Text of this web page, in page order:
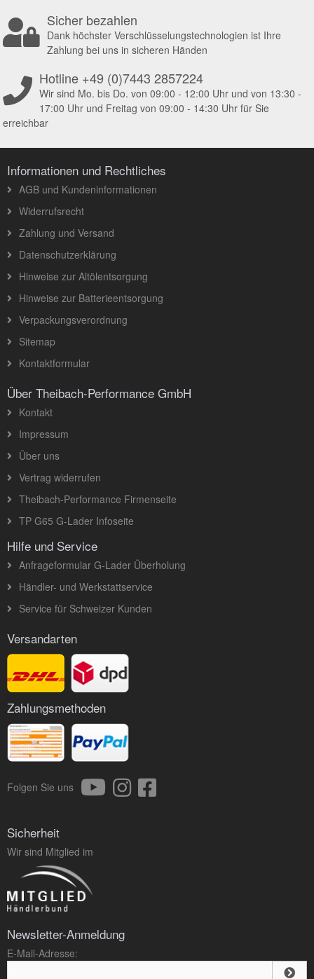
Sicher bezahlen
Dank höchster Verschlüsselungstechnologien ist Ihre
Zahlung bei uns in sicheren Händen
Hotline +49 (0)7443 2857224
Wir sind Mo. bis Do. von 09:00 - 12:00 Uhr und von 13:30 -
17:00 Uhr und Freitag von 09:00 - 14:30 Uhr für Sie
erreichbar
Informationen und Rechtliches
AGB und Kundeninformationen
Widerrufsrecht
Zahlung und Versand
Datenschutzerklärung
Hinweise zur Altölentsorgung
Hinweise zur Batterieentsorgung
Verpackungsverordnung
Sitemap
Kontaktformular
Über Theibach-Performance GmbH
Kontakt
Impressum
Über uns
Vertrag widerrufen
Theibach-Performance Firmenseite
TP G65 G-Lader Infoseite
Hilfe und Service
Anfrageformular G-Lader Überholung
Händler- und Werkstattservice
Service für Schweizer Kunden
Versandarten
Zahlungsmethoden
Folgen Sie uns
Sicherheit
Wir sind Mitglied im
Newsletter-Anmeldung
E-Mail-Adresse: